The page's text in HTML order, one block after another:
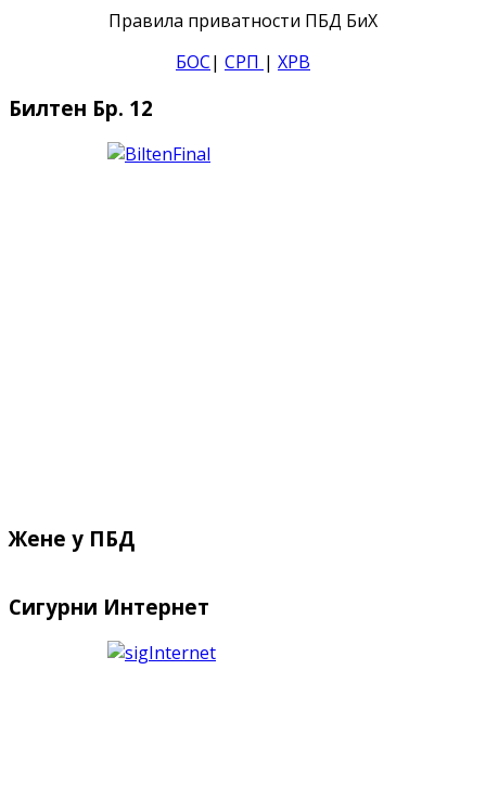
Правила приватности ПБД БиХ
БОС| СРП | ХРВ
Билтен Бр. 12
Жене у ПБД
Сигурни Интернет